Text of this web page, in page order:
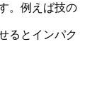
。例えば技の
るとインパク